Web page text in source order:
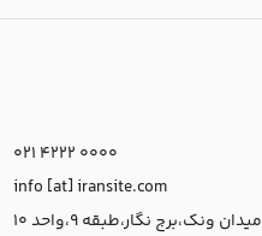
021 4222 0000
info [at] iransite.com
میدان ونک،برج نگار،طبقه 9،واحد 10